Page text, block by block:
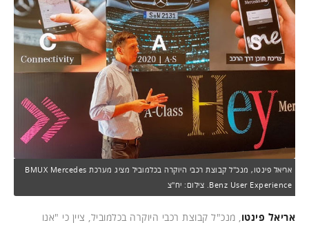
אריאל פינטו, מנכ"ל קבוצת רכבי היוקרה בכלמוביל מציג מערכת BMUX Mercedes
Benz User Experience. צילום: יח"צ
אריאל פינטו, מנכ"ל קבוצת רכבי היוקרה בכלמוביל, ציין כי "אנו